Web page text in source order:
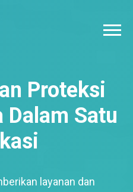
Proteksi
Dalam Satu
layanan dan